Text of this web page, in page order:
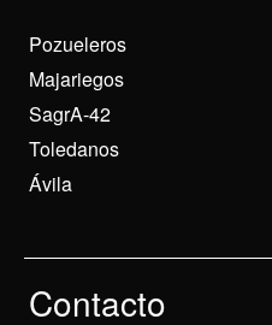
Pozueleros
Majariegos
SagrA-42
Toledanos
Ávila
Contacto